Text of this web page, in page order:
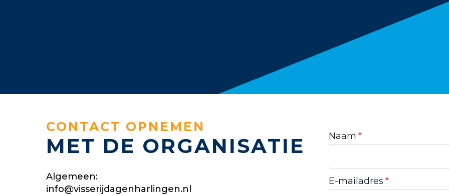
CONTACT OPNEMEN
MET DE ORGANISATIE
Algemeen:
info@visserijdagenharlingen.nl
Naam *
E-mailadres *